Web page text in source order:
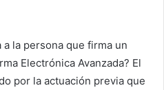
la persona que firma un
Electrónica Avanzada? El
por la actuación previa que